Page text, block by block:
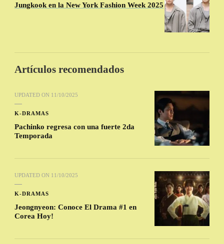
Jungkook en la New York Fashion Week 2025
Artículos recomendados
UPDATED ON 11/10/2025
K-DRAMAS
Pachinko regresa con una fuerte 2da
Temporada
UPDATED ON 11/10/2025
K-DRAMAS
Jeongnyeon: Conoce El Drama #1 en
Corea Hoy!